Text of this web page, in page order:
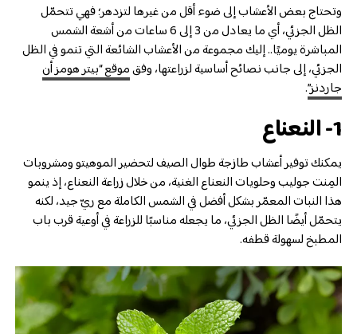
وتحتاج بعض الأعشاب إلى ضوء أقل من غيرها لتزدهر؛ فهي تتحمّل
الظل الجزئي، أي ما يعادل من 3 إلى 6 ساعات من أشعة الشمس
المباشرة يوميًا.. إليك مجموعة من الأعشاب الشائعة التي تنمو في الظل
الجزئي، إلى جانب نصائح أساسية لزراعتها، وفقموقع “بيتر هومز أن
جاردنز”.
1- النعناع
يمكنك توفير أعشاب طازجة طوال الصيف لتحضير الموهيتو ومشروبات
المِنت جوليب وحلويات النعناع الغنية، من خلال زراعة النعناع، إذ ينمو
هذا النبات المعمّر بشكل أفضل في الشمس الكاملة مع ريّ جيد، لكنه
يتحمّل أيضًا الظل الجزئي، ما يجعله مناسبًا للزراعة في أوعية قرب باب
المطبخ لسهولة قطفه.